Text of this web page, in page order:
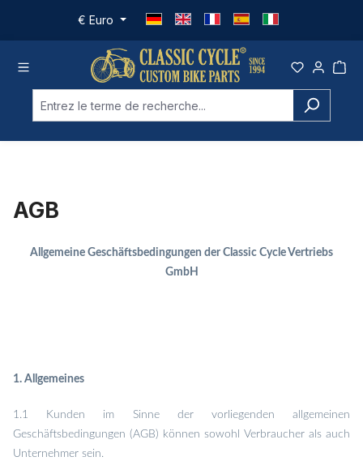
Passer au contenu principal
€ Euro
AGB
Allgemeine Geschäftsbedingungen der Classic Cycle Vertriebs
GmbH
1. Allgemeines
1.1 Kunden im Sinne der vorliegenden allgemeinen
Geschäftsbedingungen (AGB) können sowohl Verbraucher als auch
Unternehmer sein.